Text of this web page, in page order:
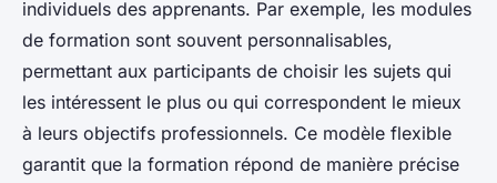
individuels des apprenants. Par exemple, les modules
de formation sont souvent personnalisables,
permettant aux participants de choisir les sujets qui
les intéressent le plus ou qui correspondent le mieux
à leurs objectifs professionnels. Ce modèle flexible
garantit que la formation répond de manière précise